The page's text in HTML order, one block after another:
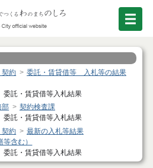
契約
委託・賃貸借等 入札等の結果
託・賃貸借等入札結果
部
契約検査課
託・賃貸借等入札結果
契約
最新の入札等結果
含む）
託・賃貸借等入札結果